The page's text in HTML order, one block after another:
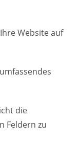
Website auf
die
Feldern zu